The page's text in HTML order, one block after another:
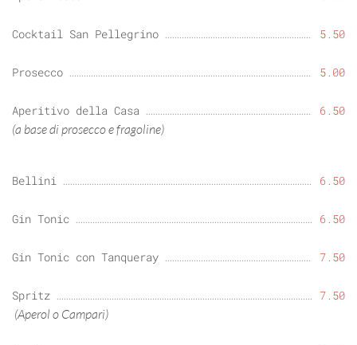
Cocktail San Pellegrino 5.50
Prosecco 5.00
Aperitivo della Casa 6.50
(a base di prosecco e fragoline)
Bellini 6.50
Gin Tonic 6.50
Gin Tonic con Tanqueray 7.50
Spritz 7.50
(Aperol o Campari)